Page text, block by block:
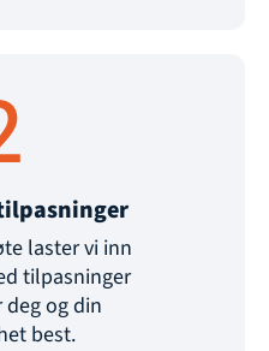
laster vi inn
tilpasninger
deg og din
best.